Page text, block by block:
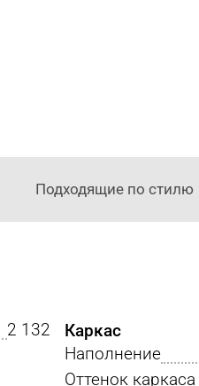
Подходящие по стилю
2 132
Каркас
Наполнение
Оттенок каркаса